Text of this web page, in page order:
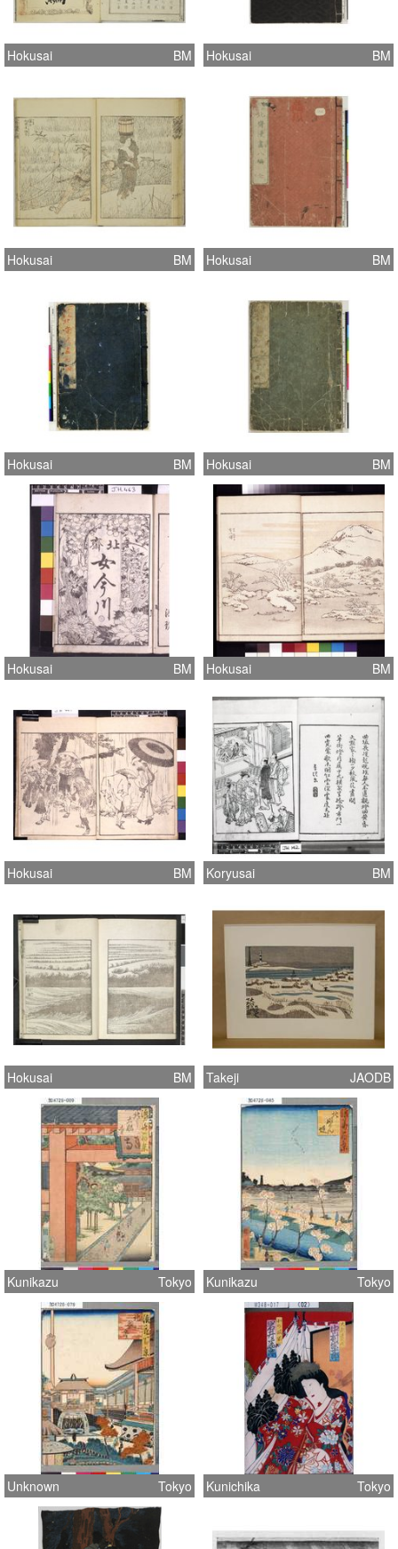
Hokusai BM Hokusai BM
Hokusai BM Hokusai BM
Hokusai BM Hokusai BM
Hokusai BM Hokusai BM
Hokusai BM Koryusai BM
Hokusai BM Takeji JAODB
Kunikazu Tokyo Kunikazu Tokyo
Unknown Tokyo Kunichika Tokyo